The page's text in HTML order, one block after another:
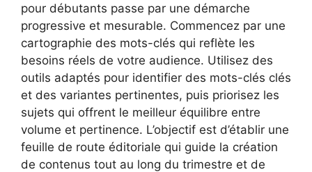
pour débutants passe par une démarche
progressive et mesurable. Commencez par une
cartographie des mots-clés qui reflète les
besoins réels de votre audience. Utilisez des
outils adaptés pour identifier des mots-clés clés
et des variantes pertinentes, puis priorisez les
sujets qui offrent le meilleur équilibre entre
volume et pertinence. L’objectif est d’établir une
feuille de route éditoriale qui guide la création
de contenus tout au long du trimestre et de